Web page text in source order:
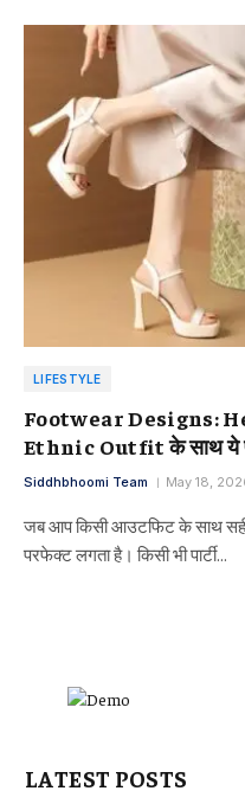
LIFESTYLE
Footwear Designs:
Ethnic Outfit के साथ ये
Siddhbhoomi Team May 18,
जब आप किसी आउटफिट के साथ
परफेक्ट लगता है। किसी भी पार्टी…
LATEST POSTS